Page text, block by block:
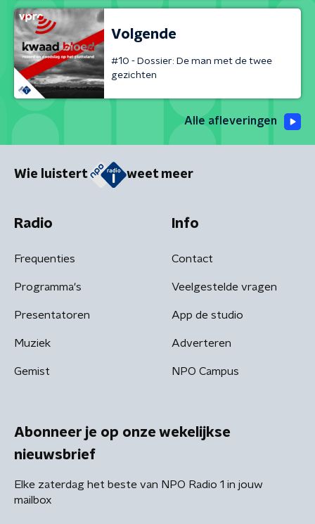
Volgende
#10 - Dossier: De man met de twee
gezichten
Alle afleveringen
Wie luistert weet meer
Radio
Frequenties
Programma's
Presentatoren
Muziek
Gemist
Info
Contact
Veelgestelde vragen
App de studio
Adverteren
NPO Campus
Abonneer je op onze wekelijkse
nieuwsbrief
Elke zaterdag het beste van NPO Radio 1 in jouw
mailbox